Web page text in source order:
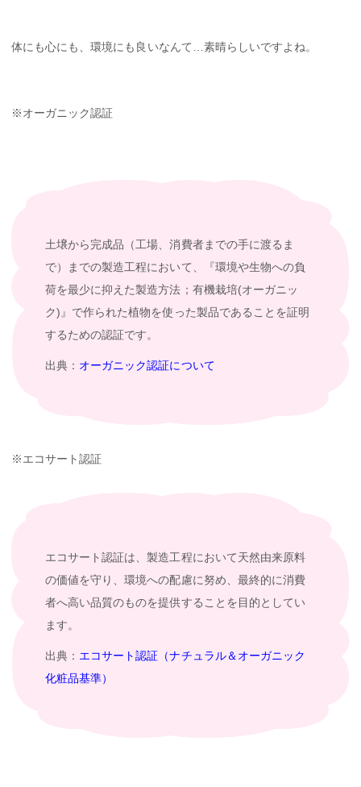
体にも心にも、環境にも良いなんて…素晴らしいですよね。
※オーガニック認証
土壌から完成品（工場、消費者までの手に渡るま
で）までの製造工程において、『環境や生物への負
荷を最少に抑えた製造方法；有機栽培(オーガニッ
ク)』で作られた植物を使った製品であることを証明
するための認証です。
出典： オーガニック認証について
※エコサート認証
エコサート認証は、製造工程において天然由来原料
の価値を守り、環境への配慮に努め、最終的に消費
者へ高い品質のものを提供することを目的としてい
ます。
出典： エコサート認証（ナチュラル＆オーガニック
化粧品基準）